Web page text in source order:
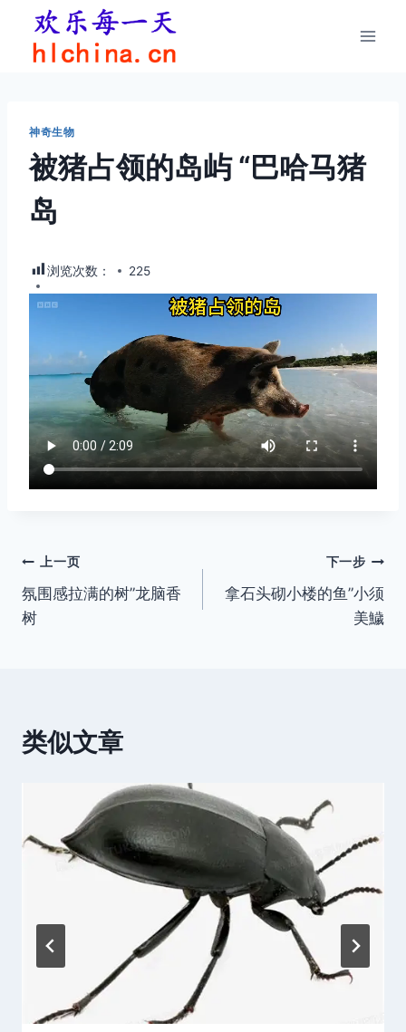
神奇生物
被猪占领的岛屿 “巴哈马猪
岛
浏览次数： 225
文
章
上一页
氛围感拉满的树”龙脑香
树
下一步
拿石头砌小楼的鱼”小须
美鱥
类似文章